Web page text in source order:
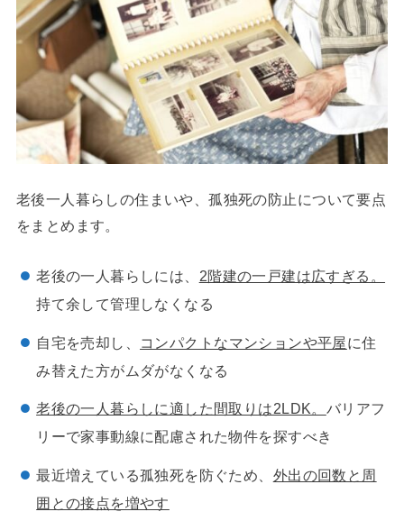
老後一人暮らしの住まいや、孤独死の防止について要点
をまとめます。
老後の一人暮らしには、 2階建の一戸建は広すぎる。
持て余して管理しなくなる
自宅を売却し、 コンパクトなマンションや平屋に住
み替えた方がムダがなくなる
老後の一人暮らしに適した間取りは2LDK。 バリアフ
リーで家事動線に配慮された物件を探すべき
最近増えている孤独死を防ぐため、 外出の回数と周
囲との接点を増やす